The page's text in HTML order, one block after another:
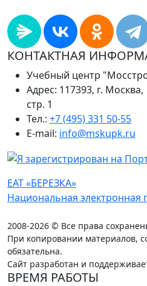
КОНТАКТНАЯ
Учебный центр
Адрес: 117393, г.
стр. 1
Тел.: +7 (495) 331 50-55
E-mail: info@mskupk.ru
ЕАТ «БЕРЕЗКА»
Национальная электронная
2008-2026 © Все права
При копировании материалов,
обязательна.
Сайт разработан и
ВРЕМЯ РАБОТЫ